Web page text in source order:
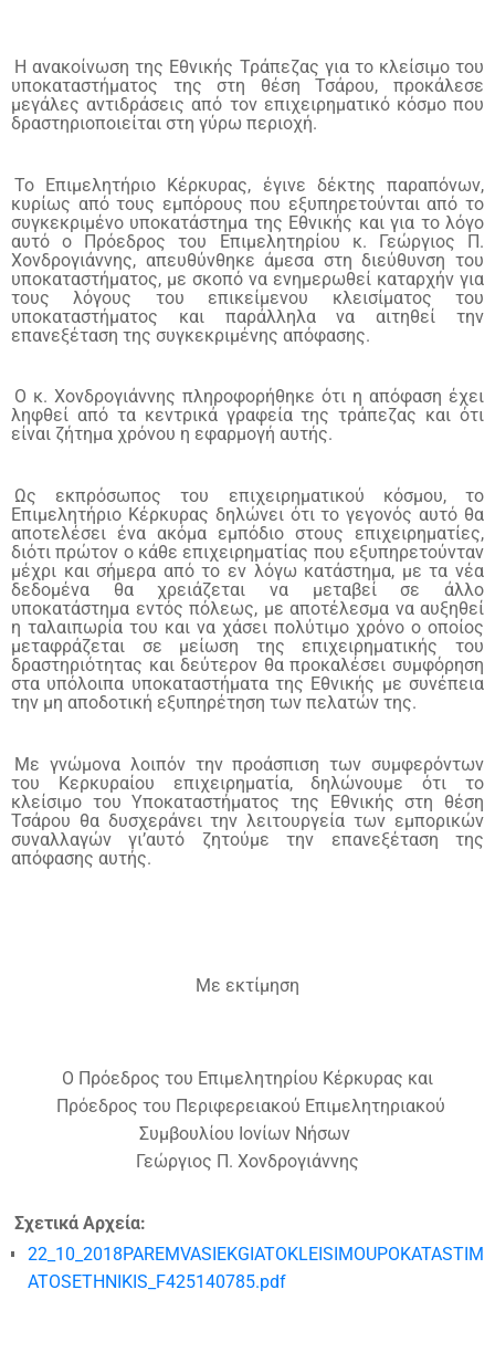
Η ανακοίνωση της Εθνικής Τράπεζας για το κλείσιμο του
υποκαταστήματος της στη θέση Τσάρου, προκάλεσε
μεγάλες αντιδράσεις από τον επιχειρηματικό κόσμο που
δραστηριοποιείται στη γύρω περιοχή.
Το Επιμελητήριο Κέρκυρας, έγινε δέκτης παραπόνων,
κυρίως από τους εμπόρους που εξυπηρετούνται από το
συγκεκριμένο υποκατάστημα της Εθνικής και για το λόγο
αυτό ο Πρόεδρος του Επιμελητηρίου κ. Γεώργιος Π.
Χονδρογιάννης, απευθύνθηκε άμεσα στη διεύθυνση του
υποκαταστήματος, με σκοπό να ενημερωθεί καταρχήν για
τους λόγους του επικείμενου κλεισίματος του
υποκαταστήματος και παράλληλα να αιτηθεί την
επανεξέταση της συγκεκριμένης απόφασης.
Ο κ. Χονδρογιάννης πληροφορήθηκε ότι η απόφαση έχει
ληφθεί από τα κεντρικά γραφεία της τράπεζας και ότι
είναι ζήτημα χρόνου η εφαρμογή αυτής.
Ως εκπρόσωπος του επιχειρηματικού κόσμου, το
Επιμελητήριο Κέρκυρας δηλώνει ότι το γεγονός αυτό θα
αποτελέσει ένα ακόμα εμπόδιο στους επιχειρηματίες,
διότι πρώτον ο κάθε επιχειρηματίας που εξυπηρετούνταν
μέχρι και σήμερα από το εν λόγω κατάστημα, με τα νέα
δεδομένα θα χρειάζεται να μεταβεί σε άλλο
υποκατάστημα εντός πόλεως, με αποτέλεσμα να αυξηθεί
η ταλαιπωρία του και να χάσει πολύτιμο χρόνο ο οποίος
μεταφράζεται σε μείωση της επιχειρηματικής του
δραστηριότητας και δεύτερον θα προκαλέσει συμφόρηση
στα υπόλοιπα υποκαταστήματα της Εθνικής με συνέπεια
την μη αποδοτική εξυπηρέτηση των πελατών της.
Με γνώμονα λοιπόν την προάσπιση των συμφερόντων
του Κερκυραίου επιχειρηματία, δηλώνουμε ότι το
κλείσιμο του Υποκαταστήματος της Εθνικής στη θέση
Τσάρου θα δυσχεράνει την λειτουργεία των εμπορικών
συναλλαγών γι’αυτό ζητούμε την επανεξέταση της
απόφασης αυτής.
Με εκτίμηση
Ο Πρόεδρος του Επιμελητηρίου Κέρκυρας και
Πρόεδρος του Περιφερειακού Επιμελητηριακού
Συμβουλίου Ιονίων Νήσων
Γεώργιος Π. Χονδρογιάννης
Σχετικά Αρχεία:
22_10_2018PAREMVASIEKGIATOKLEISIMOUPOKATASTIM
ATOSETHNIKIS_F425140785.pdf